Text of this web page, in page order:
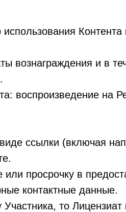
Контента
и в
на
ссылки (включая
просрочку в
контактные данные.
то Лицензиат